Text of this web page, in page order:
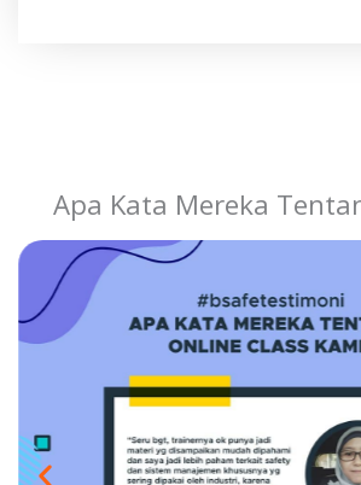
Apa Kata Mereka